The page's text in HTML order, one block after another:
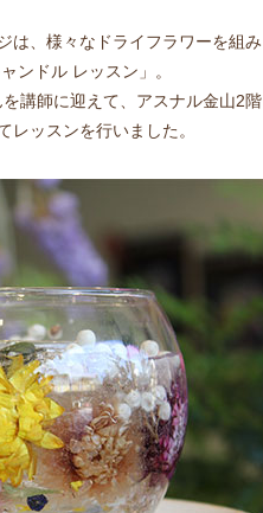
は、様々なドライフラワーを組み
ンドル レッスン」。
講師に迎えて、アスナル金山2階
ッスンを行いました。